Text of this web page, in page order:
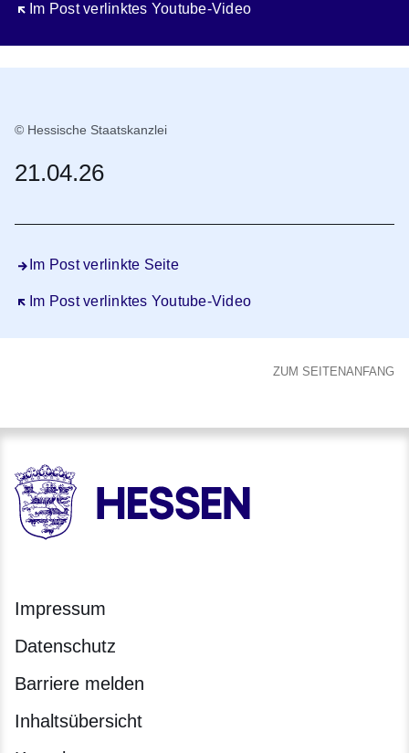
Im Post verlinktes Youtube-Video
Öffnet sich in einem neuen Fenster
© Hessische Staatskanzlei
21.04.26
Im Post verlinkte Seite
Im Post verlinktes Youtube-Video
Öffnet sich in einem neuen Fenster
ZUM SEITENANFANG
HESSEN - Hessische Landesregierung
Impressum
Datenschutz
Barriere melden
Inhaltsübersicht